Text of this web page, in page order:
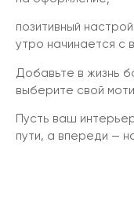
позитивный
утро начинается с
Добавьте в жизнь
выберите свой
Пусть ваш
пути, а впереди —